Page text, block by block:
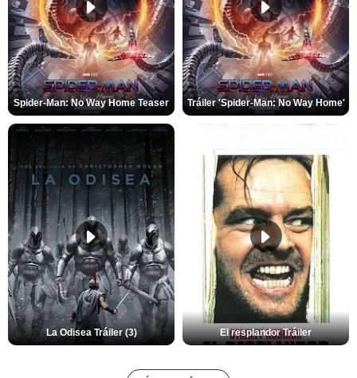
Spider-Man: No Way Home Teaser Tráiler 'Spider-Man: No Way Home'
La Odisea Tráiler (3) El resplandor Tráiler